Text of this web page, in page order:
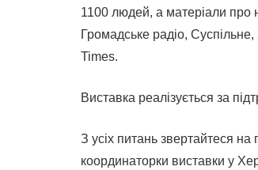
1100 людей, а матеріали про
Громадське радіо,
Times.
Виставка реалізується за
З усіх питань звертайтеся
координаторки виставки у